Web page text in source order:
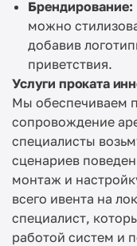
Брендирование:
можно
добавив
приветствия.
Услуги проката
Мы обеспечиваем
сопровождение
специалисты
сценариев
монтаж и
всего ивента на
специалист,
работой систем и